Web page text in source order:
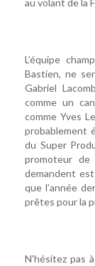
au volant de la
L’équipe
Bastien, ne
Gabriel
comme un
comme Yves
probablement
du Super
promoteur
demandent
que l’année
prêtes pour la
N'hésitez pas